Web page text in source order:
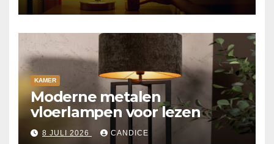
KAMER
Moderne metalen
vloerlampen voor lezen
8 JULI 2026 CANDICE